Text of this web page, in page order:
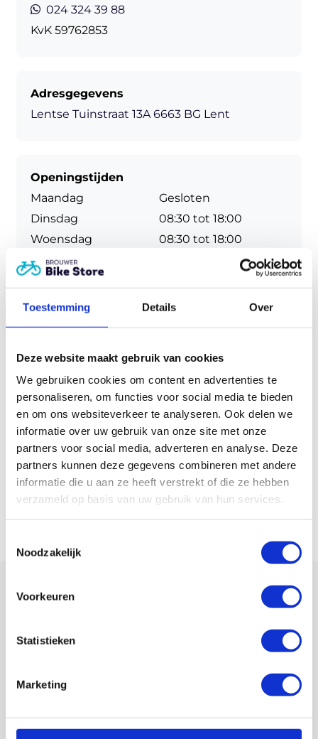
Toestemming Details Over
Deze website maakt gebruik van cookies
We gebruiken cookies om content en advertenties te
personaliseren, om functies voor social media te bieden
en om ons websiteverkeer te analyseren. Ook delen we
informatie over uw gebruik van onze site met onze
partners voor social media, adverteren en analyse. Deze
partners kunnen deze gegevens combineren met andere
informatie die u aan ze heeft verstrekt of die ze hebben
verzameld op basis van uw gebruik van hun services.
Noodzakelijk
Voorkeuren
Statistieken
Marketing
024 324 39 88
KvK 59762853
Adresgegevens
Lentse Tuinstraat 13A6663 BG Lent
Openingstijden
Maandag
Gesloten
Dinsdag
08:30 tot 18:00
Woensdag
08:30 tot 18:00
Donderdag
08:30 tot 18:00
Vrijdag
Zaterdag
09:00 tot 17:00
Anoniem